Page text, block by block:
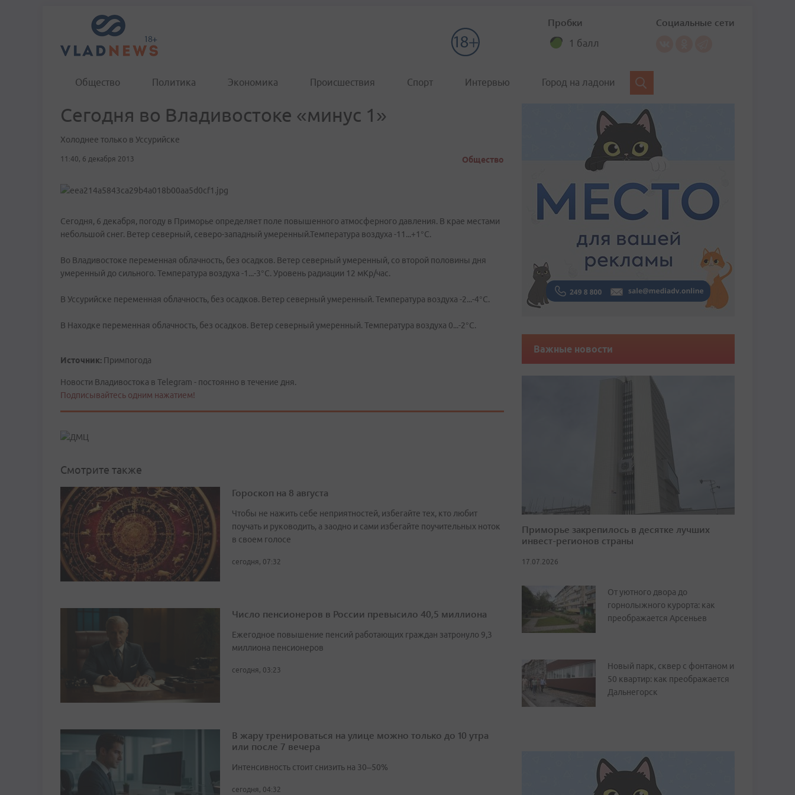
Пробки
1 балл
Социальные сети
Общество Политика Экономика Происшествия Спорт Интервью Город на ладони
Сегодня во Владивостоке «минус 1»
Холоднее только в Уссурийске
11:40, 6 декабря 2013 Общество
Сегодня, 6 декабря, погоду в Приморье определяет поле повышенного атмосферного давления. В крае местами
небольшой снег. Ветер северный, северо-западный умеренный.Температура воздуха -11...+1°C.
Во Владивостоке переменная облачность, без осадков. Ветер северный умеренный, со второй половины дня
умеренный до сильного. Температура воздуха -1...-3°C. Уровень радиации 12 мКр/час.
В Уссурийске переменная облачность, без осадков. Ветер северный умеренный. Температура воздуха -2...-4°C.
В Находке переменная облачность, без осадков. Ветер северный умеренный. Температура воздуха 0...-2°C.
Источник: Примпогода
Новости Владивостока в Telegram - постоянно в течение дня.
Подписывайтесь одним нажатием!
Смотрите также
Гороскоп на 8 августа
Чтобы не нажить себе неприятностей, избегайте тех, кто любит
поучать и руководить, а заодно и сами избегайте поучительных ноток
в своем голосе
сегодня, 07:32
Число пенсионеров в России превысило 40,5 миллиона
Ежегодное повышение пенсий работающих граждан затронуло 9,3
миллиона пенсионеров
сегодня, 03:23
В жару тренироваться на улице можно только до 10 утра
или после 7 вечера
Интенсивность стоит снизить на 30–50%
сегодня, 04:32
Важные новости
Приморье закрепилось в десятке лучших
инвест-регионов страны
17.07.2026
От уютного двора до
горнолыжного курорта: как
преображается Арсеньев
Новый парк, сквер с фонтаном и
50 квартир: как преображается
Дальнегорск